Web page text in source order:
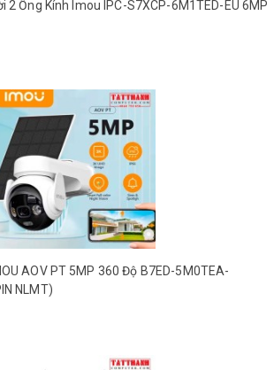
2 Ống Kính Imou IPC-S7XCP-6M1TED-EU 6MP
AOV PT 5MP 360 Độ B7ED-5M0TEA-
NLMT)